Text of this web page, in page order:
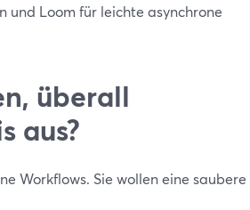
und Loom für leichte asynchrone
überall
aus?
Workflows. Sie wollen eine saubere